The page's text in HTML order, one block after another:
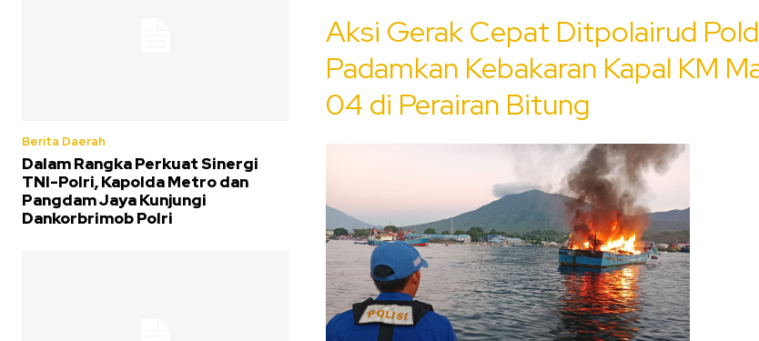
Berita Daerah
Dalam Rangka Perkuat Sinergi
TNI-Polri, Kapolda Metro dan
Pangdam Jaya Kunjungi
Dankorbrimob Polri
Aksi Gerak Cepat Ditpolairud
Padamkan Kebakaran Kapal KM
04 di Perairan Bitung